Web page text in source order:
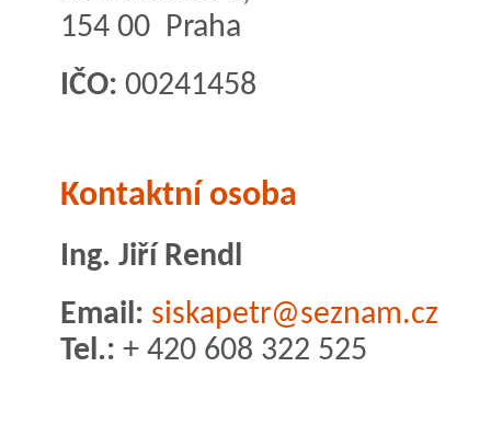
154 00 Praha
IČO: 00241458
Kontaktní osoba
Ing. Jiří Rendl
Email: siskapetr@seznam.cz
Tel.: + 420 608 322 525